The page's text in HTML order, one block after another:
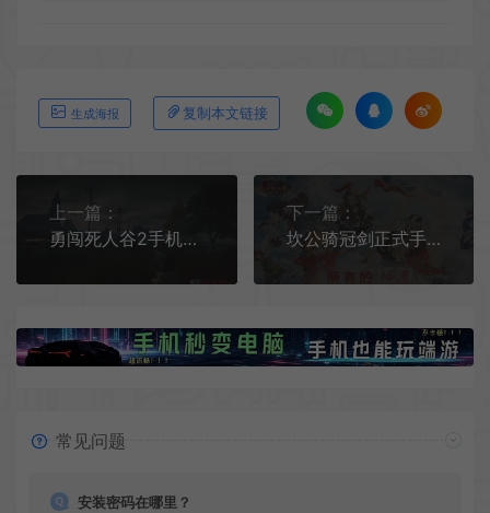
生成海报 复制本文链接
上一篇：
勇闯死人谷2手机版[Android][v1.73.0]
下一篇：
坎公骑冠剑正式手机版[Android][v3.08.0]
常见问题
安装密码在哪里？